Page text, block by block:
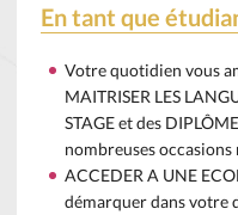
En tant que
Votre quotidien vous
MAITRISER LES
STAGE et des
nombreuses
ACCEDER A UNE
démarquer dans votre